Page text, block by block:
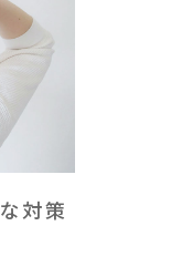
対策